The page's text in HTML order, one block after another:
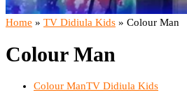
Home » TV Didiula Kids » Colour Man
Colour Man
Colour ManTV Didiula Kids